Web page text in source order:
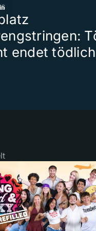
endet tödlich